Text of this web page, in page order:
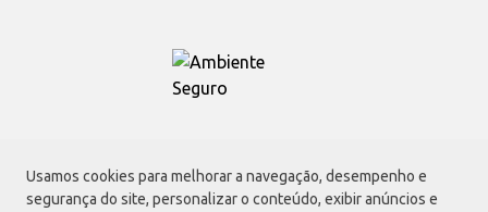
Usamos cookies para melhorar a navegação, desempenho e
segurança do site, personalizar o conteúdo, exibir anúncios e
Atacadão S.A.
Avenida Morvan Dias de Figueiredo, 6169, Vila Maria, São Paulo - SP | CEP
02170-901 | CNPJ: 75.315.333/0001-09